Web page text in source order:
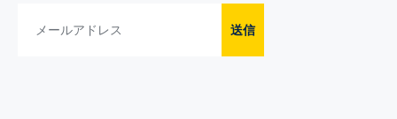
送信